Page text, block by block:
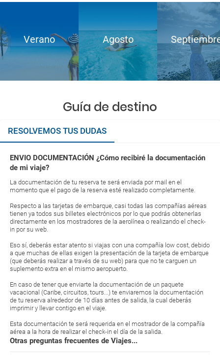
Verano Agosto
Guía de destino
RESOLVEMOS TUS DUDAS
ENVIO DOCUMENTACIÓN ¿Cómo recibiré la documentación
de mi viaje?
La documentación de tu reserva te será enviada por mail en el
momento que el pago de la reserva esté realizado completamente.
Respecto a las tarjetas de embarque, casi todas las compañías aéreas
tienen ya todos sus billetes electrónicos por lo que podrás obtenerlas
directamente en los mostradores de la aerolínea o realizando el check-
in por su web.
Eso sí, deberás estar atento si viajas con una compañía low cost, debido
a que muchas de ellas exigen la presentación de la tarjeta de embarque
(que deberás realizar a través de su web) para que no te carguen un
suplemento extra en el mismo aeropuerto.
En caso de tener que enviarte la documentación de un paquete
vacacional (Caribe, circuitos, tours...) te enviaremos la documentación
de tu reserva alrededor de 10 días antes de salida, la cual deberás
imprimir y llevar contigo en el viaje.
Esta documentación te será requerida en el mostrador de la compañía
aérea a la hora de realizar el check-in el día de la salida.
Otras preguntas frecuentes de Viajes...